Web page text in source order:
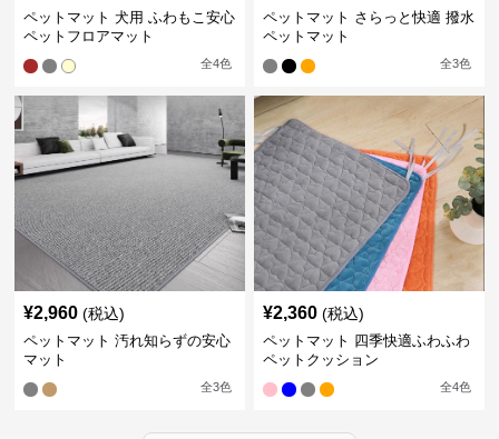
ペットマット 犬用 ふわもこ安心
ペットフロアマット
全4色
ペットマット さらっと快適 撥水
ペットマット
全3色
¥2,960 (税込)
ペットマット 汚れ知らずの安心
マット
全3色
¥2,360 (税込)
ペットマット 四季快適ふわふわ
ペットクッション
全4色